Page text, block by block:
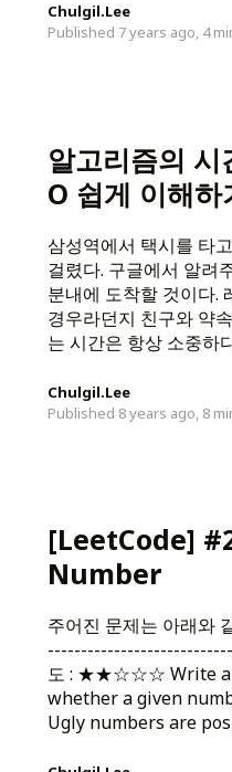
Chulgil.Lee
Published 7 years ago, 4
알고리즘의
O 쉽게 이해하
삼성역에서 택시를 타
걸렸다. 구글에서 알려
분내에 도착할 것이다.
경우라던지 친구와 약
는 시간은 항상 소중하
Chulgil.Lee
Published 8 years ago, 8
[LeetCode]
Number
주어진 문제는 아래
도 : ★★☆☆☆ Write a
whether a given
Ugly numbers are